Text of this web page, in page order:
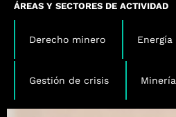
ÁREAS Y SECTORES DE ACTIVIDAD
Derecho minero
Energía
Gestión de crisis
Minería